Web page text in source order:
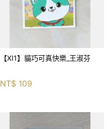
【XI1】貓巧可真快樂_王淑芬
NT$ 109